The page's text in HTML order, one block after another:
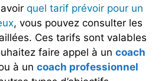
quel tarif prévoir pour un
, vous pouvez consulter les
Ces tarifs sont valables
faire appel à un coach
à un coach professionnel